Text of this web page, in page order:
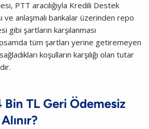
PTT aracılığıyla Kredili Destek
ve anlaşmalı bankalar üzerinden repo
gibi şartların karşılanması
tüm şartları yerine getiremeyen
koşulların karşılığı olan tutar
Bin TL Geri Ödemesiz